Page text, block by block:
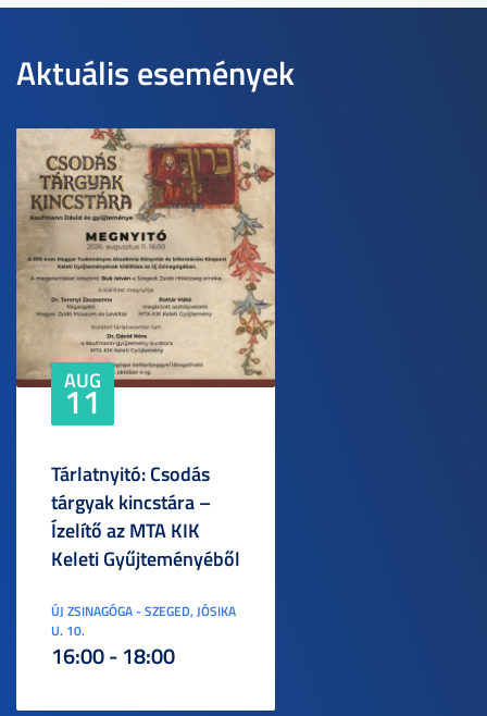
Aktuális események
AUG
11
Tárlatnyitó: Csodás
tárgyak kincstára –
Ízelítő az MTA KIK
Keleti Gyűjteményéből
ÚJ ZSINAGÓGA - SZEGED, JÓSIKA
U. 10.
16:00 - 18:00